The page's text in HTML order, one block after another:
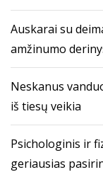
Auskarai su
amžinumo
Neskanus
iš tiesų veikia
Psichologinis ir
geriausias